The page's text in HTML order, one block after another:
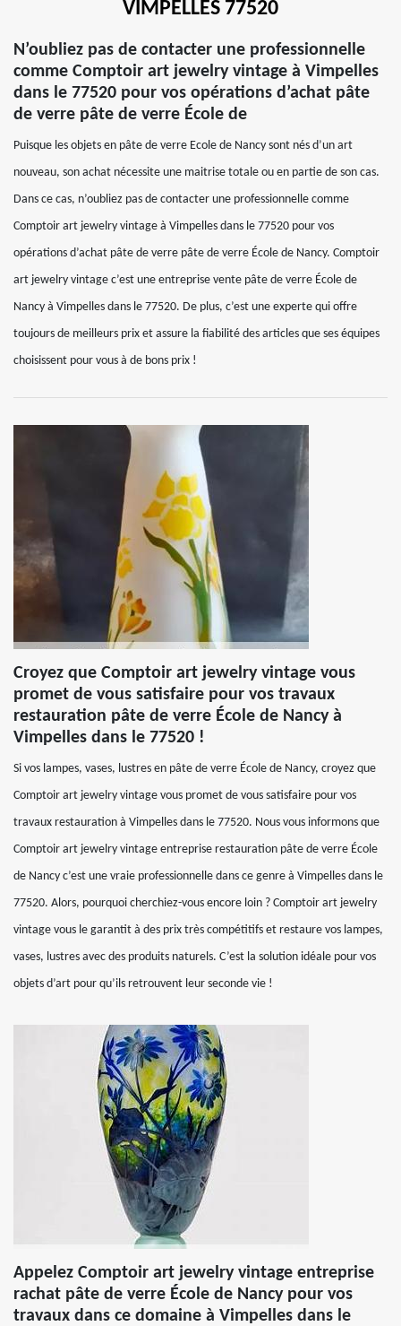
VIMPELLES 77520
N’oubliez pas de contacter une professionnelle
comme Comptoir art jewelry vintage à Vimpelles
dans le 77520 pour vos opérations d’achat pâte
de verre pâte de verre École de
Puisque les objets en pâte de verre Ecole de Nancy sont nés d’un art
nouveau, son achat nécessite une maitrise totale ou en partie de son cas.
Dans ce cas, n’oubliez pas de contacter une professionnelle comme
Comptoir art jewelry vintage à Vimpelles dans le 77520 pour vos
opérations d’achat pâte de verre pâte de verre École de Nancy. Comptoir
art jewelry vintage c’est une entreprise vente pâte de verre École de
Nancy à Vimpelles dans le 77520. De plus, c’est une experte qui offre
toujours de meilleurs prix et assure la fiabilité des articles que ses équipes
choisissent pour vous à de bons prix !
Croyez que Comptoir art jewelry vintage vous
promet de vous satisfaire pour vos travaux
restauration pâte de verre École de Nancy à
Vimpelles dans le 77520 !
Si vos lampes, vases, lustres en pâte de verre École de Nancy, croyez que
Comptoir art jewelry vintage vous promet de vous satisfaire pour vos
travaux restauration à Vimpelles dans le 77520. Nous vous informons que
Comptoir art jewelry vintage entreprise restauration pâte de verre École
de Nancy c’est une vraie professionnelle dans ce genre à Vimpelles dans le
77520. Alors, pourquoi cherchiez-vous encore loin ? Comptoir art jewelry
vintage vous le garantit à des prix très compétitifs et restaure vos lampes,
vases, lustres avec des produits naturels. C’est la solution idéale pour vos
objets d’art pour qu’ils retrouvent leur seconde vie !
Appelez Comptoir art jewelry vintage entreprise
rachat pâte de verre École de Nancy pour vos
travaux dans ce domaine à Vimpelles dans le